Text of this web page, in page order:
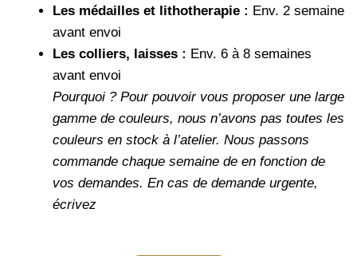
Les médailles et lithotherapie : Env. 2 semaine
avant envoi
Les colliers, laisses : Env. 6 à 8 semaines
avant envoi
Pourquoi ? Pour pouvoir vous proposer une large
gamme de couleurs, nous n’avons pas toutes les
couleurs en stock à l’atelier. Nous passons
commande chaque semaine de en fonction de
vos demandes. En cas de demande urgente,
écrivez